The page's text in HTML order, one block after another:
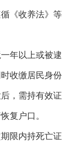
《收养法》等
年以上或被逮
收缴居民身份
，需持有效证
复户口。
限内持死亡证